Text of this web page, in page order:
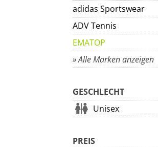
adidas Sportswear
ADV Tennis
EMATOP
» Alle Marken anzeigen
GESCHLECHT
Unisex
PREIS